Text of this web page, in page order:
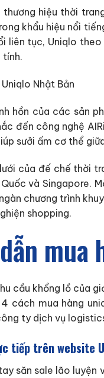
hiệu thời
khẩu hiệu nổi
liên tục, Uniqlo
tính.
hồn của các sản
đến công nghệ
sưởi ấm cơ thể
của đế chế thời
Quốc và Singapore.
chương trình
shopping.
cầu khổng lồ của
cách mua hàng
ty dịch vụ
tiếp trên website
săn sale lão